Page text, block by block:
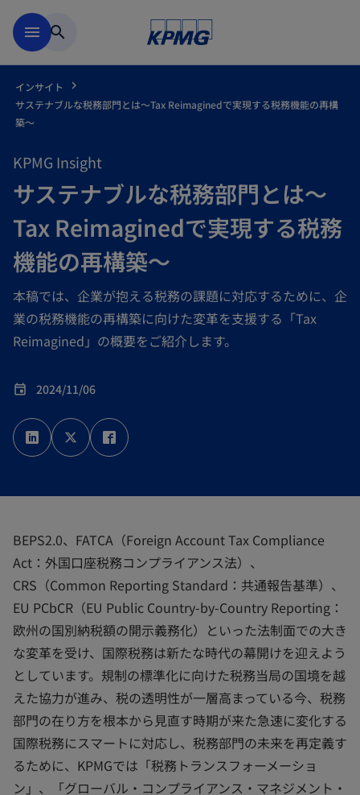
menu search
インサイト
サステナブルな税務部門とは～Tax Reimaginedで実現する税務機能の再構
築～
KPMG Insight
サステナブルな税務部門とは～
Tax Reimaginedで実現する税務
機能の再構築～
本稿では、企業が抱える税務の課題に対応するために、企
業の税務機能の再構築に向けた変革を支援する「Tax
Reimagined」の概要をご紹介します。
event 2024/11/06
新
し
い
タ
新
し
い
タ
し
い
BEPS2.0、FATCA（Foreign Account Tax Compliance
Act：外国口座税務コンプライアンス法）、
CRS（Common Reporting Standard：共通報告基準）、
EU PCbCR（EU Public Country-by-Country Reporting：
欧州の国別納税額の開示義務化）といった法制面での大き
な変革を受け、国際税務は新たな時代の幕開けを迎えよう
としています。規制の標準化に向けた税務当局の国境を越
えた協力が進み、税の透明性が一層高まっている今、税務
部門の在り方を根本から見直す時期が来た急速に変化する
国際税務にスマートに対応し、税務部門の未来を再定義す
るために、KPMGでは「税務トランスフォーメーショ
ン」、「グローバル・コンプライアンス・マネジメント・